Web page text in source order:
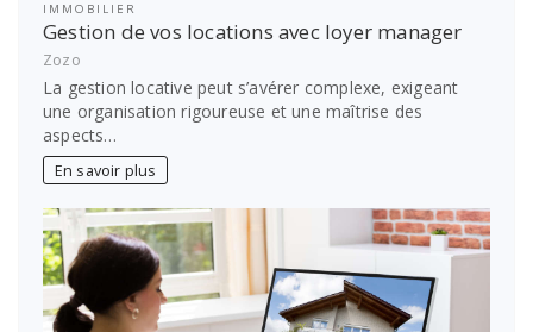
IMMOBILIER
Gestion de vos locations avec loyer manager
Zozo
La gestion locative peut s’avérer complexe, exigeant
une organisation rigoureuse et une maîtrise des
aspects…
En savoir plus